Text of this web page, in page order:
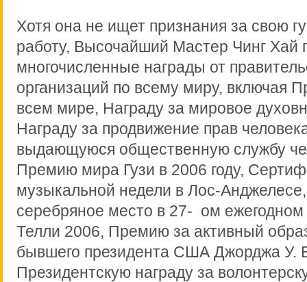
Хотя она не ищет признания за свою
работу, Высочайший Мастер Чинг Хай
многочисленные награды от
организаций по всему миру, включая
всем мире, Награду за мировое
Награду за продвижение прав
выдающуюся общественную службу
Премию мира Гузи в 2006 году,
музыкальной недели в Лос-
серебряное место в 27- ом
Телли 2006, Премию за активный
бывшего президента США Джорджа У.
Президентскую награду за